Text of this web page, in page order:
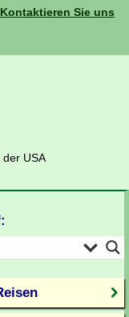
und Preise
Kontaktieren Sie uns
der USA